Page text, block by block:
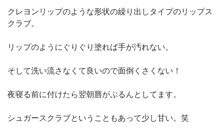
クレヨンリップのような形状の繰り出しタイプのリップス
クラブ。
リップのようにぐりぐり塗れば手が汚れない。
そして洗い流さなくて良いので面倒くさくない！
夜寝る前に付けたら翌朝唇がぷるんとしてます。
シュガースクラブということもあって少し甘い。笑